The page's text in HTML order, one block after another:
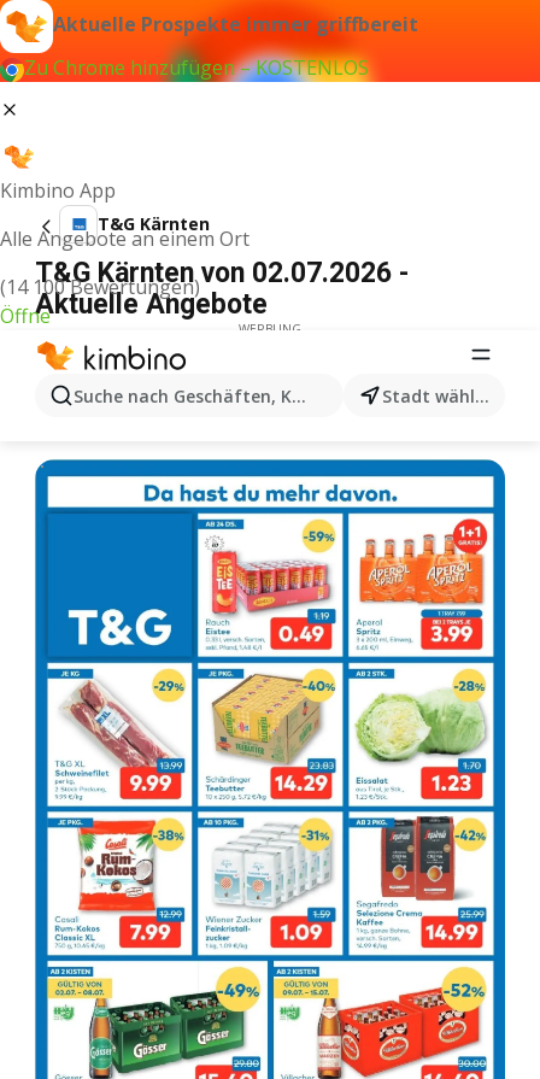
Aktuelle Prospekte immer griffbereit
Zu Chrome hinzufügen – KOSTENLOS
Kimbino App
Alle Angebote an einem Ort
(14 100 Bewertungen)
Öffne
Suche nach Geschäften, Kategorien, Produkten...
Stadt wählen
T&G Kärnten
T&G Kärnten von 02.07.2026 -
Aktuelle Angebote
WERBUNG